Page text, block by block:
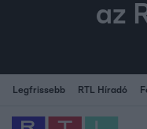
az
Legfrissebb RTL Híradó